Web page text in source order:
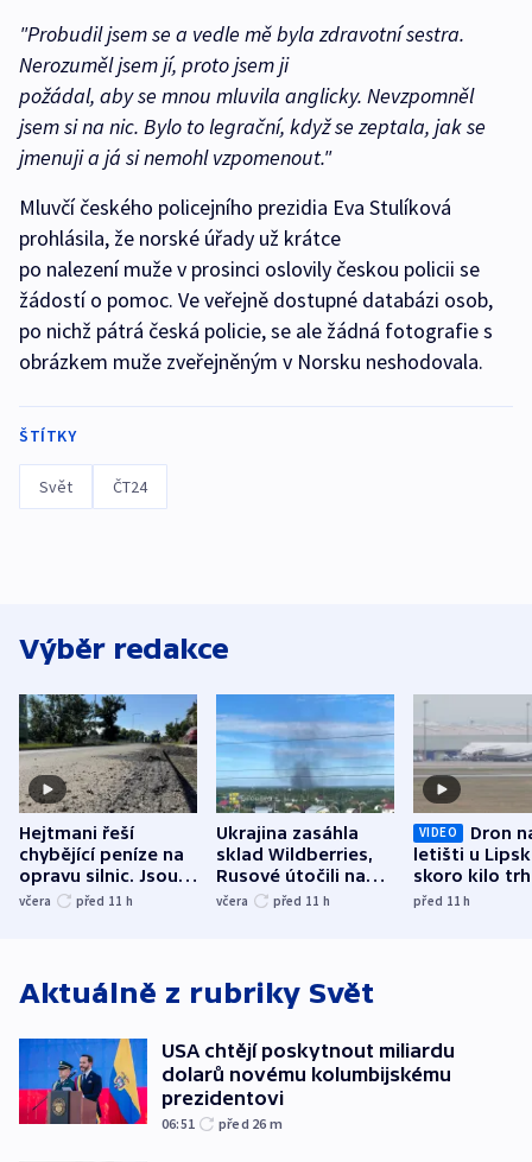
"Probudil jsem se a vedle mě byla zdravotní sestra.
Nerozuměl jsem jí, proto jsem ji
požádal, aby se mnou mluvila anglicky. Nevzpomněl
jsem si na nic. Bylo to legrační, když se zeptala, jak se
jmenuji a já si nemohl vzpomenout."
Mluvčí českého policejního prezidia Eva Stulíková
prohlásila, že norské úřady už krátce
po nalezení muže v prosinci oslovily českou policii se
žádostí o pomoc. Ve veřejně dostupné databázi osob,
po nichž pátrá česká policie, se ale žádná fotografie s
obrázkem muže zveřejněným v Norsku neshodovala.
ŠTÍTKY
Svět ČT24
Výběr redakce
Hejtmani řeší
chybějící peníze na
opravu silnic. Jsou
nenárokové, namítá
včera před 11 h
Ukrajina zasáhla
sklad Wildberries,
Rusové útočili na
trh, hasiče či
včera před 11 h
VIDEO
Dron
letišti u
skoro kilo
indicie
před 11h
Aktuálně z rubriky Svět
USA chtějí poskytnout miliardu
dolarů novému kolumbijskému
prezidentovi
06:51 před 26 m